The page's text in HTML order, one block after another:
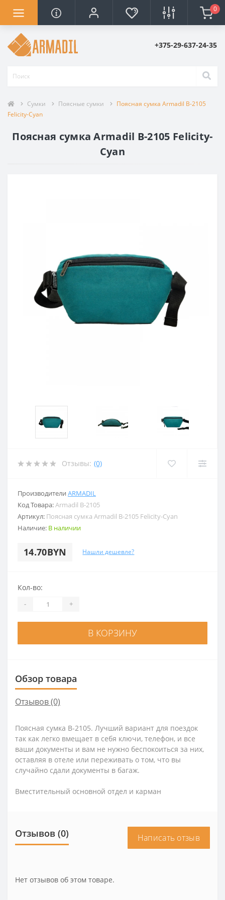
0
+375-29-637-24-35
Сумки Поясные сумки
Поясная сумка Armadil B-2105
Felicity-Cyan
Поясная сумка Armadil B-2105 Felicity-
Cyan
Отзывы: (0)
Производители ARMADIL
Код Товара:Armadil B-2105
Артикул: Поясная сумка Armadil B-2105 Felicity-Cyan
Наличие: В наличии
14.70BYN Нашли дешевле?
Кол-во:
- +
В КОРЗИНУ
Обзор товара
Отзывов (0)
Поясная сумка B-2105. Лучший вариант для поездок
так как легко вмещает в себя ключи, телефон, и все
ваши документы и вам не нужно беспокоиться за них,
оставляя в отеле или переживать о том, что вы
случайно сдали документы в багаж.
Вместительный основной отдел и карман
Отзывов (0) Написать отзыв
Нет отзывов об этом товаре.